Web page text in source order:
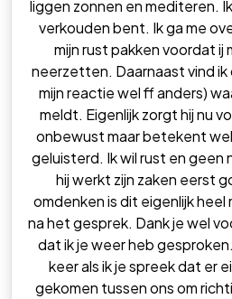
liggen zonnen en mediteren.
verkouden bent. Ik ga me
mijn rust pakken voordat ij
neerzetten. Daarnaast vind ik
mijn reactie wel ff anders)
meldt. Eigenlijk zorgt hij nu
onbewust maar betekent
geluisterd. Ik wil rust en geen
hij werkt zijn zaken eerst
omdenken is dit eigenlijk heel
na het gesprek. Dank je wel
dat ik je weer heb
keer als ik je spreek dat er
gekomen tussen ons om